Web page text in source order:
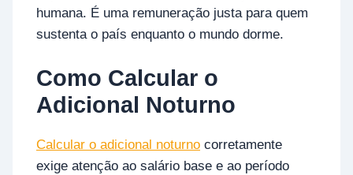
humana. É uma remuneração justa para quem
sustenta o país enquanto o mundo dorme.
Como Calcular o
Adicional Noturno
Calcular o adicional noturno corretamente
exige atenção ao salário base e ao período